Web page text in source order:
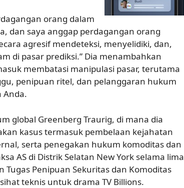
orang dalam
dan saya anggap perdagangan orang
agresif mendeteksi, menyelidiki, dan,
di pasar prediksi.” Dia menambahkan
membatasi manipulasi pasar, terutama
penipuan ritel, dan pelanggaran hukum
Anda.
global Greenberg Traurig, di mana dia
kasus termasuk pembelaan kejahatan
serta penegakan hukum komoditas dan
AS di Distrik Selatan New York selama lima
Penipuan Sekuritas dan Komoditas
teknis untuk drama TV Billions.